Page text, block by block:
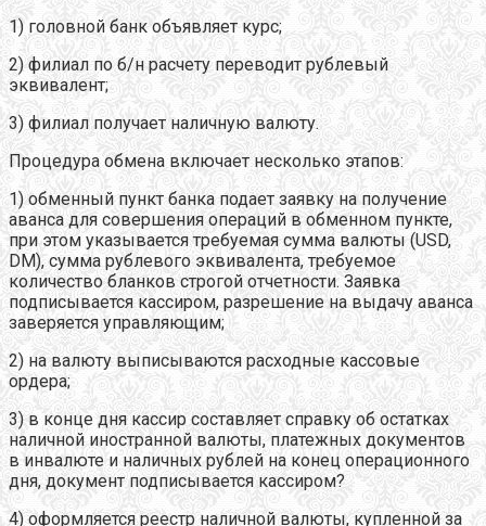
1) головной банк объявляет курс;
2) филиал по б/н расчету переводит рублевый
эквивалент;
3) филиал получает наличную валюту.
Процедура обмена включает несколько этапов:
1) обменный пункт банка подает заявку на получение
аванса для совершения операций в обменном пункте,
при этом указывается требуемая сумма валюты (USD,
DM), сумма рублевого эквивалента, требуемое
количество бланков строгой отчетности. Заявка
подписывается кассиром, разрешение на выдачу аванса
заверяется управляющим;
2) на валюту выписываются расходные кассовые
ордера;
3) в конце дня кассир составляет справку об остатках
наличной иностранной валюты, платежных документов
в инвалюте и наличных рублей на конец операционного
дня, документ подписывается кассиром?
4) оформляется реестр наличной валюты, купленной за